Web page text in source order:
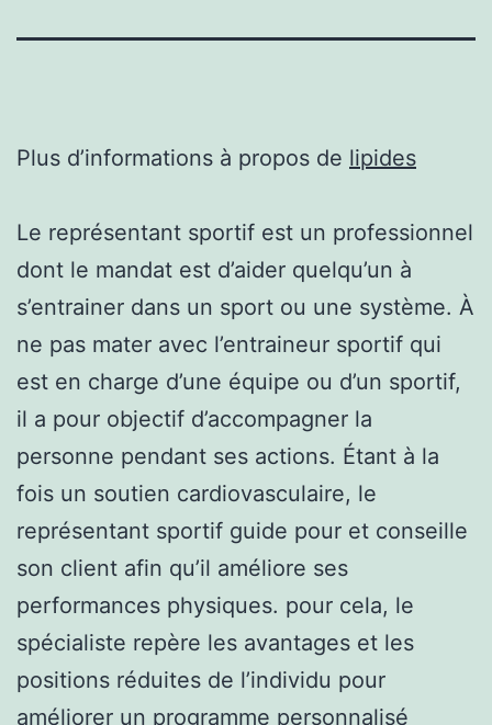
Plus d’informations à propos de lipides
Le représentant sportif est un professionnel
dont le mandat est d’aider quelqu’un à
s’entrainer dans un sport ou une système. À
ne pas mater avec l’entraineur sportif qui
est en charge d’une équipe ou d’un sportif,
il a pour objectif d’accompagner la
personne pendant ses actions. Étant à la
fois un soutien cardiovasculaire, le
représentant sportif guide pour et conseille
son client afin qu’il améliore ses
performances physiques. pour cela, le
spécialiste repère les avantages et les
positions réduites de l’individu pour
améliorer un programme personnalisé